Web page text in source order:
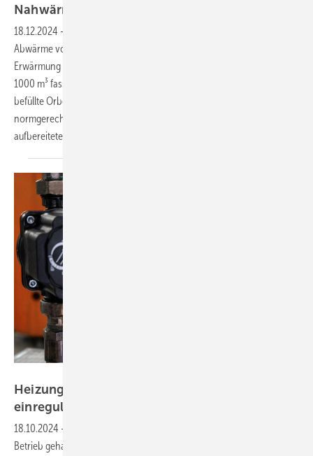
Nahwärme aus
18.12.2024 -
Abwärme von drei mit Biogas betriebenen Blockheizkraftwerken zur
Erwärmung des Brauchwassers. Überschüssige Wärme wird in einem
1000 m³ fassenden Pufferspeicher zwischengespeichert. Diesen
befüllte Orben, der Wasserspezialist aus Wiesbaden, mit
normgerechtem Heizungswasser. Ein Orben Trailer TR-10 sorgte für
aufbereitetes Anlagenwasser nach VDI
Heizungs­um­wälz­pumpen optimal
ein­regulieren
18.10.2024 -
Betrieb gehalten. Wie findet man die richtige Pumpe für Neubau oder